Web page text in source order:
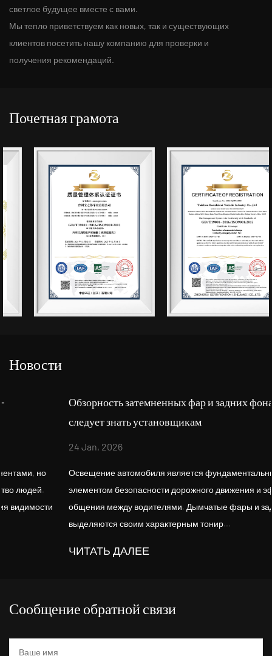
светлое будущее вместе с вами.
Мы тепло приветствуем как новых, так и существующих
клиентов посетить нашу компанию для проверки и
получения рекомендаций.
Почетная грамота
Новости
Обзорность затемненных фар и задних фонарей: что
следует знать установщикам
Освещение автомобиля является фундаментальным
элементом безопасности дорожного движения и эффективного
общения между водителями. Дымчатые фары и задние фонари
выделяются своим характерным тонир...
ЧИТАТЬ ДАЛЕЕ
Сообщение обратной связи